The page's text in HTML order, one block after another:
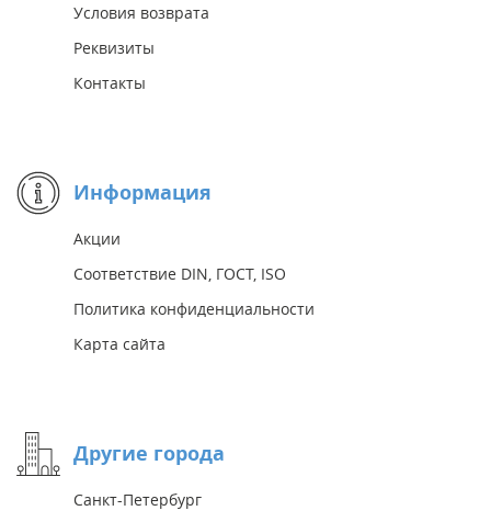
Условия возврата
Реквизиты
Контакты
Информация
Акции
Соответствие DIN, ГОСТ, ISO
Политика конфиденциальности
Карта сайта
Другие города
Санкт-Петербург